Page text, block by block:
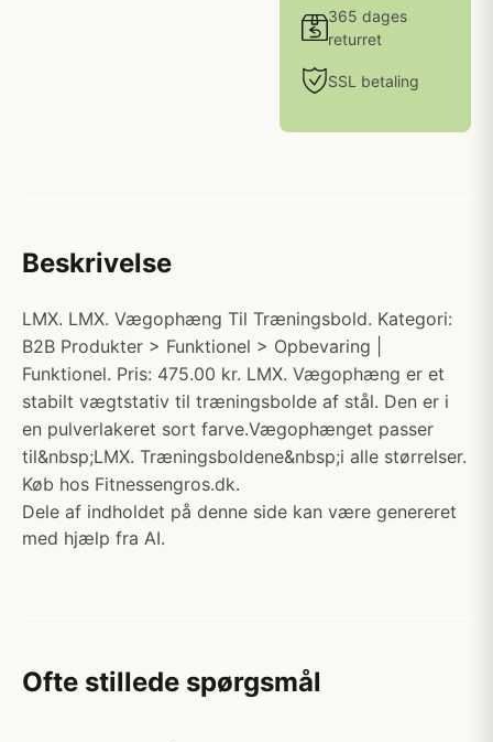
365 dages
returret
SSL betaling
Beskrivelse
LMX. LMX. Vægophæng Til Træningsbold. Kategori:
B2B Produkter > Funktionel > Opbevaring |
Funktionel. Pris: 475.00 kr. LMX. Vægophæng er et
stabilt vægtstativ til træningsbolde af stål. Den er i
en pulverlakeret sort farve.Vægophænget passer
til&nbsp;LMX. Træningsboldene&nbsp;i alle størrelser.
Køb hos Fitnessengros.dk.
Dele af indholdet på denne side kan være genereret
med hjælp fra AI.
Ofte stillede spørgsmål